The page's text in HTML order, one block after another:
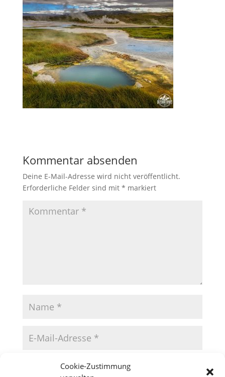
Cookie-Zustimmung
Kommentar absenden
Deine E-Mail-Adresse wird nicht veröffentlicht.
Erforderliche Felder sind mit * markiert